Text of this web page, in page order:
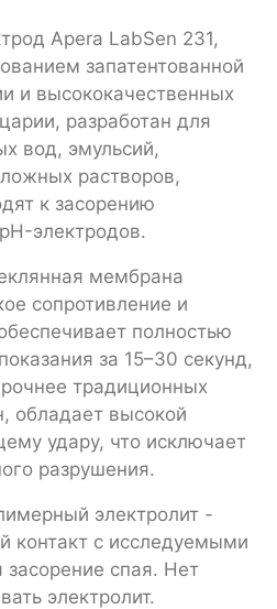
Apera LabSen 231,
запатентованной
и высококачественных
разработан для
вод, эмульсий,
растворов,
к засорению
электродов.
мембрана
сопротивление и
полностью
за 15–30 секунд,
традиционных
обладает высокой
удару, что исключает
разрушения.
электролит -
контакт с исследуемыми
засорение спая. Нет
электролит.